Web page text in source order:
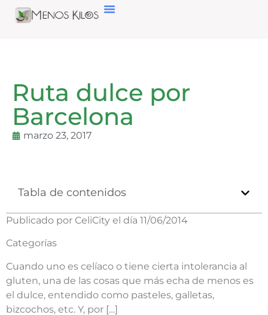
Ruta dulce por
Barcelona
marzo 23, 2017
Tabla de contenidos
Publicado por CeliCity el día 11/06/2014
Categorías
Cuando uno es celíaco o tiene cierta intolerancia al
gluten, una de las cosas que más echa de menos es
el dulce, entendido como pasteles, galletas,
bizcochos, etc. Y, por […]